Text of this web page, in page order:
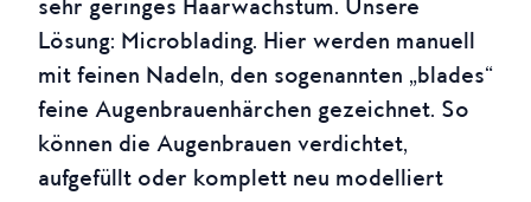
sehr geringes Haarwachstum. Unsere
Lösung: Microblading. Hier werden manuell
mit feinen Nadeln, den sogenannten „blades“
feine Augenbrauenhärchen gezeichnet. So
können die Augenbrauen verdichtet,
aufgefüllt oder komplett neu modelliert